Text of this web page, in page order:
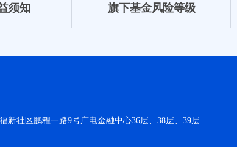
须知 旗下基金风险等级
新社区鹏程一路9号广电金融中心36层、38层、39层